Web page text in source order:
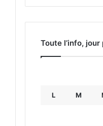
Toute l’info, jour
L M